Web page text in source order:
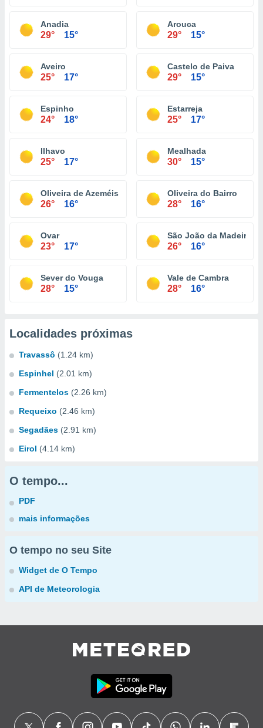
Anadia
29° 15°
Arouca
29° 15°
Aveiro
25° 17°
Castelo de Paiva
29° 15°
Espinho
24° 18°
Estarreja
25° 17°
Ilhavo
25° 17°
Mealhada
30° 15°
Oliveira de Azeméis
26° 16°
Oliveira do Bairro
28° 16°
Ovar
23° 17°
São João da Madeira
26° 16°
Sever do Vouga
28° 15°
Vale de Cambra
28° 16°
Localidades próximas
Travassô (1.24 km)
Espinhel (2.01 km)
Fermentelos (2.26 km)
Requeixo (2.46 km)
Segadães (2.91 km)
Eirol (4.14 km)
O tempo...
PDF
mais informações
O tempo no seu Site
Widget de O Tempo
API de Meteorologia